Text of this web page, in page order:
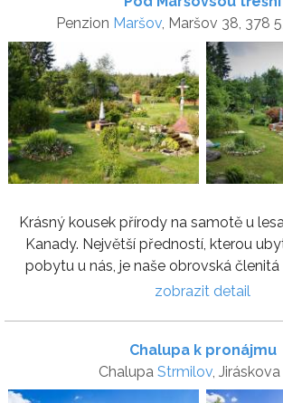
Penzion Maršov, Maršov 38, 378
Krásný kousek přírody na samotě u
Kanady. Největší předností, kterou
pobytu u nás, je naše obrovská členitá
zobrazit detail
Chalupa k pronájmu
Chalupa Strmilov, Jiráskova